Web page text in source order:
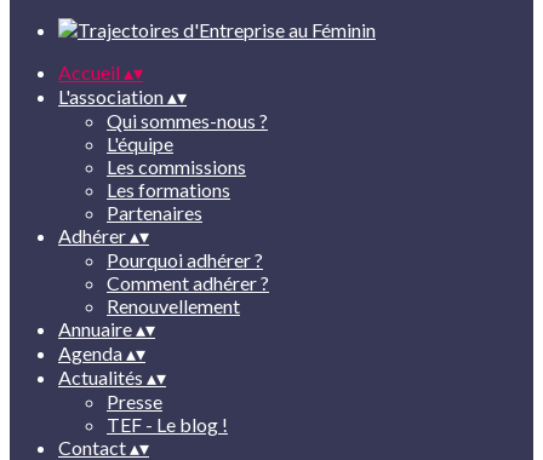
Accueil▴▾
L'association▴▾
Qui sommes-nous ?
L'équipe
Les commissions
Les formations
Partenaires
Adhérer▴▾
Pourquoi adhérer ?
Comment adhérer ?
Renouvellement
Annuaire▴▾
Agenda▴▾
Actualités ▴▾
Presse
TEF - Le blog !
Contact▴▾